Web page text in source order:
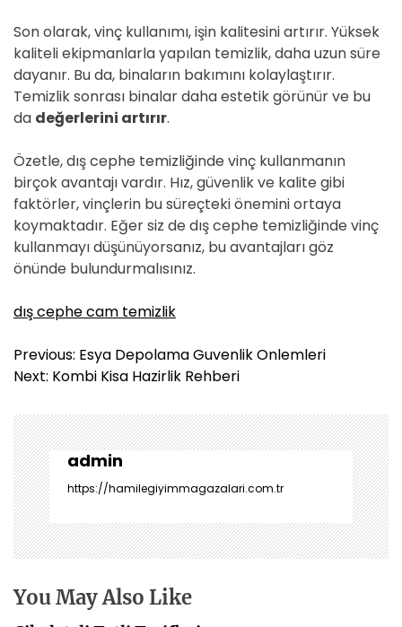
Son olarak, vinç kullanımı, işin kalitesini artırır. Yüksek
kaliteli ekipmanlarla yapılan temizlik, daha uzun süre
dayanır. Bu da, binaların bakımını kolaylaştırır.
Temizlik sonrası binalar daha estetik görünür ve bu
da değerlerini artırır.
Özetle, dış cephe temizliğinde vinç kullanmanın
birçok avantajı vardır. Hız, güvenlik ve kalite gibi
faktörler, vinçlerin bu süreçteki önemini ortaya
koymaktadır. Eğer siz de dış cephe temizliğinde vinç
kullanmayı düşünüyorsanız, bu avantajları göz
önünde bulundurmalısınız.
dış cephe cam temizlik
Y
a
ı
g
e
z
i
n
m
s
i
Previous: Esya Depolama Guvenlik Onlemleri
Next: Kombi Kisa Hazirlik Rehberi
admin
https://hamilegiyimmagazalari.com.tr
You May Also Like